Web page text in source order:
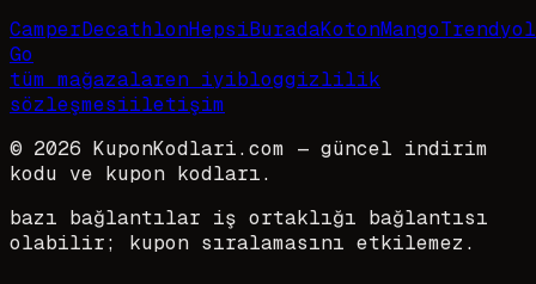
CamperDecathlonHepsiBuradaKotonMangoTrendyol
Go
tüm mağazalaren iyibloggizlilik
sözleşmesiiletişim
© 2026 KuponKodlari.com — güncel indirim
kodu ve kupon kodları.
bazı bağlantılar iş ortaklığı bağlantısı
olabilir; kupon sıralamasını etkilemez.